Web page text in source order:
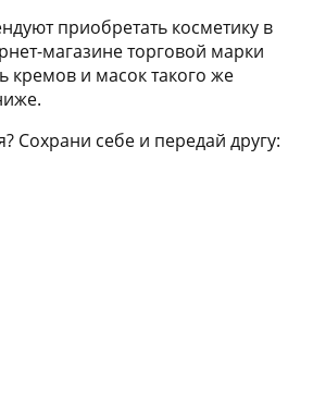
приобретать косметику в
магазине торговой марки
кремов и масок такого же
Сохрани себе и передай другу: